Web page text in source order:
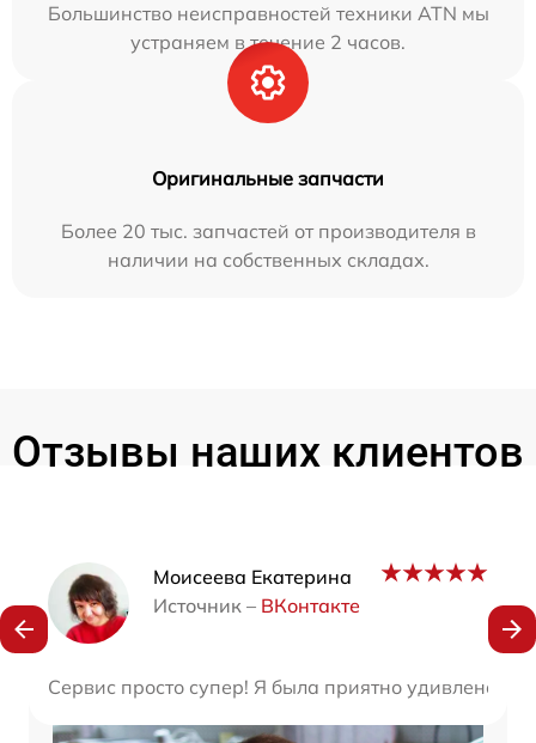
Большинство неисправностей техники ATN мы
устраняем в течение 2 часов.
Оригинальные запчасти
Более 20 тыс. запчастей от производителя в
наличии на собственных складах.
Отзывы наших клиентов
Моисеева Екатерина
Источник – ВКонтакте
Сервис просто супер! Я была приятно удивлена
Наши мастера